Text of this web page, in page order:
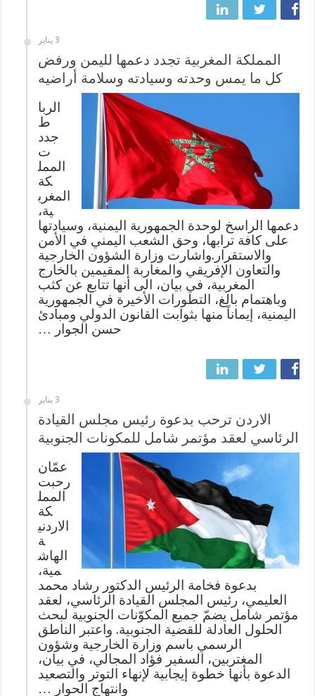
3 يناير
المملكة المغربية تجدد دعمها لليمن ورفض
كل ما يمس وحدته وسيادته وسلامة أراضيه
الربا
ط
جدد
ت
الممل
كة
المغرب
ية،
دعمها الراسخ لوحدة الجمهورية اليمنية، وسيادتها
على كافة ترابها، وحق الشعب اليمني في الأمن
والاستقرار.واشارت وزارة الشؤون الخارجية
والتعاون الإفريقي والمغاربة المقيمين بالخارج
المغربية، في بيان، الى أنها تتابع عن كثب
وباهتمام بالغ، التطورات الأخيرة في الجمهورية
اليمنية، إيماناً منها بثوابت القانون الدولي ومبادئ
حسن الجوار …
3 يناير
الاردن ترحب بدعوة رئيس مجلس القيادة
الرئاسي لعقد مؤتمر شامل للمكونات الجنوبية
عمّان
رحبت
الممل
كة
الاردني
ة
الهاش
مية،
بدعوة فخامة الرئيس الدكتور رشاد محمد
العليمي، رئيس المجلس القيادة الرئاسي، لعقد
مؤتمر شامل يضمّ جميع المكوّنات الجنوبية لبحث
الحلول العادلة للقضية الجنوبية. واعتبر الناطق
الرسمي باسم وزارة الخارجية وشؤون
المغتربين، السفير فؤاد المجالي، في بيان،
الدعوة بأنها خطوة إيجابية لإنهاء التوتر والتصعيد
وانتهاج الحوار …